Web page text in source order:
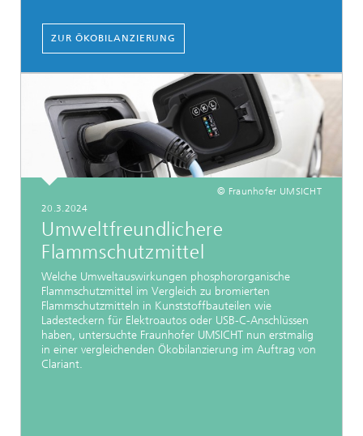
ZUR ÖKOBILANZIERUNG
© Fraunhofer UMSICHT
20.3.2024
Umweltfreundlichere
Flammschutzmittel
Welche Umweltauswirkungen phosphororganische
Flammschutzmittel im Vergleich zu bromierten
Flammschutzmitteln in Kunststoffbauteilen wie
Ladesteckern für Elektroautos oder USB-C-Anschlüssen
haben, untersuchte Fraunhofer UMSICHT nun erstmalig
in einer vergleichenden Ökobilanzierung im Auftrag von
Clariant.